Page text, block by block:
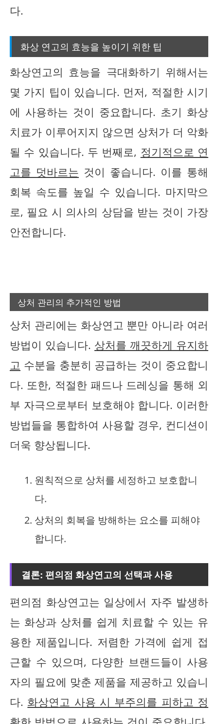
다.
화상 연고의 효능을 높이기 위한 팁
화상연고의 효능을 극대화하기 위해서는
몇 가지 팁이 있습니다. 먼저, 적절한 시기
에 사용하는 것이 중요합니다. 초기 화상
치료가 이루어지지 않으면 상처가 더 악화
될 수 있습니다. 두 번째로, 정기적으로 연
고를 덧바르는 것이 좋습니다. 이를 통해
회복 속도를 높일 수 있습니다. 마지막으
로, 필요 시 의사의 상담을 받는 것이 가장
안전합니다.
상처 관리의 추가적인 방법
상처 관리에는 화상연고 뿐만 아니라 여러
방법이 있습니다. 상처를 깨끗하게 유지하
고 수분을 충분히 공급하는 것이 중요합니
다. 또한, 적절한 패드나 드레싱을 통해 외
부 자극으로부터 보호해야 합니다. 이러한
방법들을 통합하여 사용할 경우, 컨디션이
더욱 향상됩니다.
원칙적으로 상처를 세정하고 보호합니
다.
상처의 회복을 방해하는 요소를 피해야
합니다.
결론: 편의점 화상연고의 선택과 사용
편의점 화상연고는 일상에서 자주 발생하
는 화상과 상처를 쉽게 치료할 수 있는 유
용한 제품입니다. 저렴한 가격에 쉽게 접
근할 수 있으며, 다양한 브랜드들이 사용
자의 필요에 맞춘 제품을 제공하고 있습니
다. 화상연고 사용 시 부주의를 피하고 정